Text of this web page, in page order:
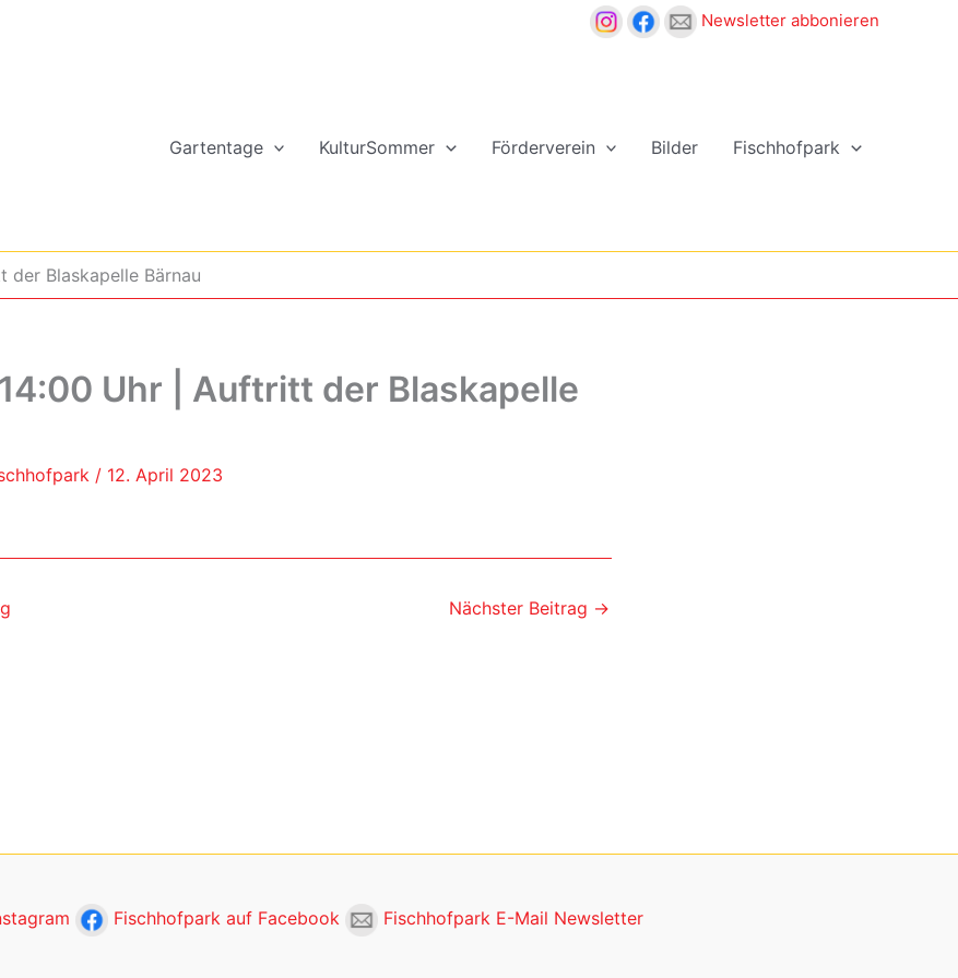
Newsletter abbonieren
Gartentage KulturSommer Förderverein Bilder Fischhofpark
der Blaskapelle Bärnau
Uhr | Auftritt der Blaskapelle
/ 12. April 2023
Nächster Beitrag →
Fischhofpark auf Facebook Fischhofpark E-Mail Newsletter